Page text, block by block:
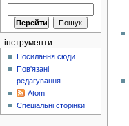
інструменти
Посилання сюди
Пов'язані
редагування
Atom
Спеціальні сторінки